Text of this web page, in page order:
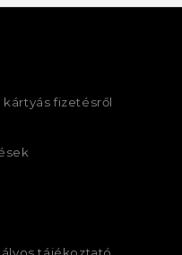
fizetésről